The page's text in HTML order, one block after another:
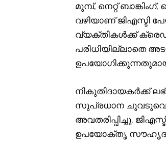
മുമ്പ്, നെറ്റ്
വഴിയാണ് ജിഎസ്ടി
വ്യക്തികൾക്ക്
പരിധിയില്ലാതെ
ഉപയോഗിക്കുന്നതുമായ
നികുതിദായകർക്ക്
സുപ്രധാന
അവതരിപ്പിച്ചു.
ഉപയോക്തൃ